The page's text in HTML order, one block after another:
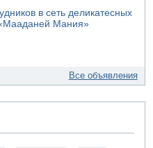
в сеть деликатесных
Мания»
Все объявления